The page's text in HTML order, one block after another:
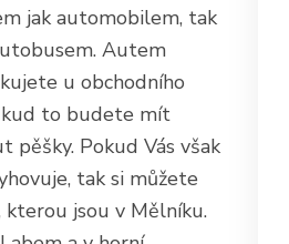
jak automobilem, tak
Autem
u obchodního
to budete mít
pěšky. Pokud Vás však
tak si můžete
kterou jsou v Mělníku.